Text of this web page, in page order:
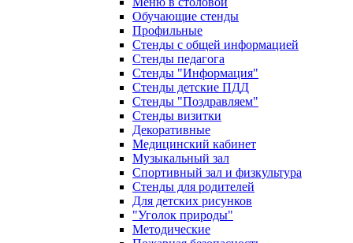
Обучающие стенды
Профильные
Стенды с общей информацией
Стенды педагога
Стенды "Информация"
Стенды детские ПДД
Стенды "Поздравляем"
Стенды визитки
Декоративные
Медицинский кабинет
Музыкальный зал
Спортивный зал и физкультура
Стенды для родителей
Для детских рисунков
"Уголок природы"
Методические